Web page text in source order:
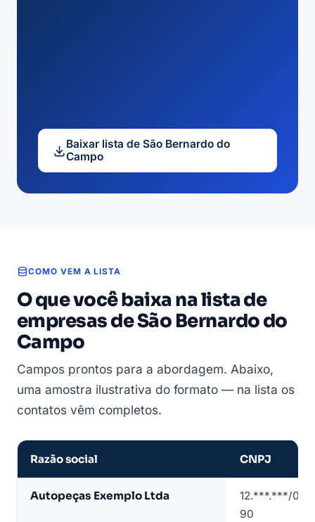
Baixar lista de São Bernardo do
Campo
COMO VEM A LISTA
O que você baixa na lista de
empresas de São Bernardo do
Campo
Campos prontos para a abordagem. Abaixo,
uma amostra ilustrativa do formato — na lista os
contatos vêm completos.
Razão social CNPJ
Autopeças Exemplo Ltda
12.***.***/
90